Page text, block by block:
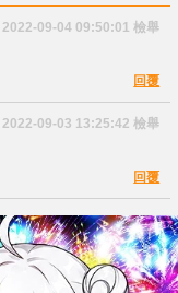
2022-09-04 09:50:01 檢舉
回覆
2022-09-03 13:25:42 檢舉
回覆